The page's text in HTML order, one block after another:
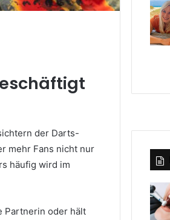
der Darts-
mehr Fans nicht nur
häufig wird im
Partnerin oder hält